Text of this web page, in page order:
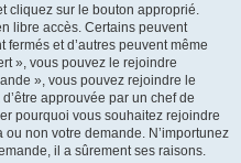
cliquez sur le bouton approprié.
libre accès. Certains peuvent
et d’autres peuvent même
», vous pouvez le rejoindre
», vous pouvez rejoindre le
approuvée par un chef de
pourquoi vous souhaitez rejoindre
non votre demande. N’importunez
il a sûrement ses raisons.